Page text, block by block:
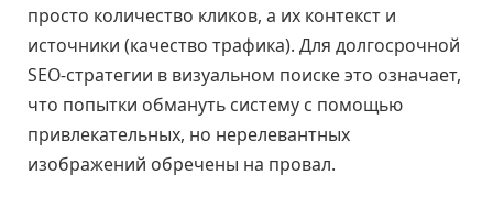
просто количество кликов, а их контекст и
источники (качество трафика). Для долгосрочной
SEO-стратегии в визуальном поиске это означает,
что попытки обмануть систему с помощью
привлекательных, но нерелевантных
изображений обречены на провал.